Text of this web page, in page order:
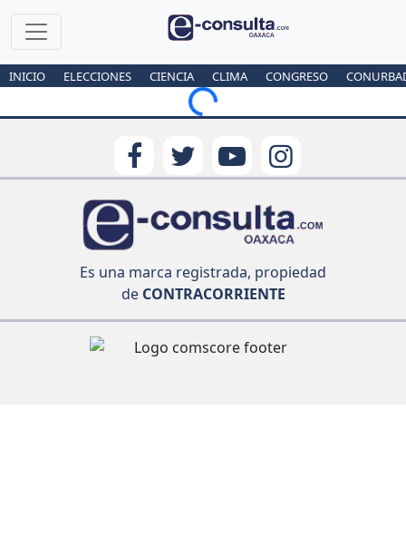
INICIO ELECCIONES CIENCIA CLIMA CONGRESO
Loading...
Es una marca registrada, propiedad
deCONTRACORRIENTE